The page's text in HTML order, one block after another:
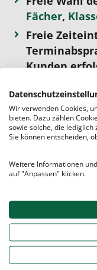
Fächer,
Freie
Kunden
Erhöhung
Ein vom
Ein
/
Wir verwenden Cookies,
bieten. Dazu zählen
sowie solche, die lediglich
Sie können entscheiden,
Weitere Informationen
auf "Anpassen" klicken.